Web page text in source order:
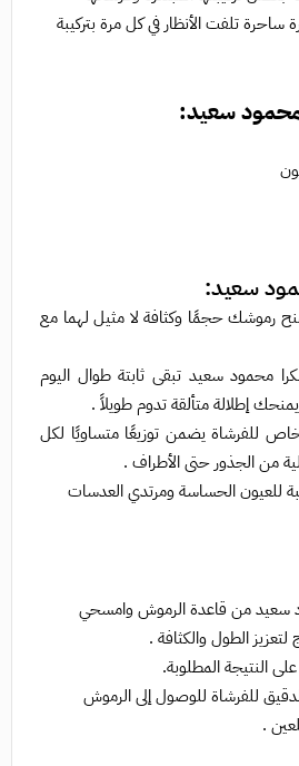
ساحرة تلفت الأنظار في كل مرة بتركيبة
سعيد:
سعيد:
رموشك حجمًا وكثافة لا مثيل لهما مع
محمود سعيد تبقى ثابتة طوال اليوم
إطلالة متألقة تدوم طويلاً .
للفرشاة يضمن توزيعًا متساويًا لكل
من الجذور حتى الأطراف .
للعيون الحساسة ومرتدي العدسات
سعيدمن قاعدة الرموش وامسحي
لتعزيز الطول والكثافة .
النتيجة المطلوبة.
للفرشاة للوصول إلى الرموش
.